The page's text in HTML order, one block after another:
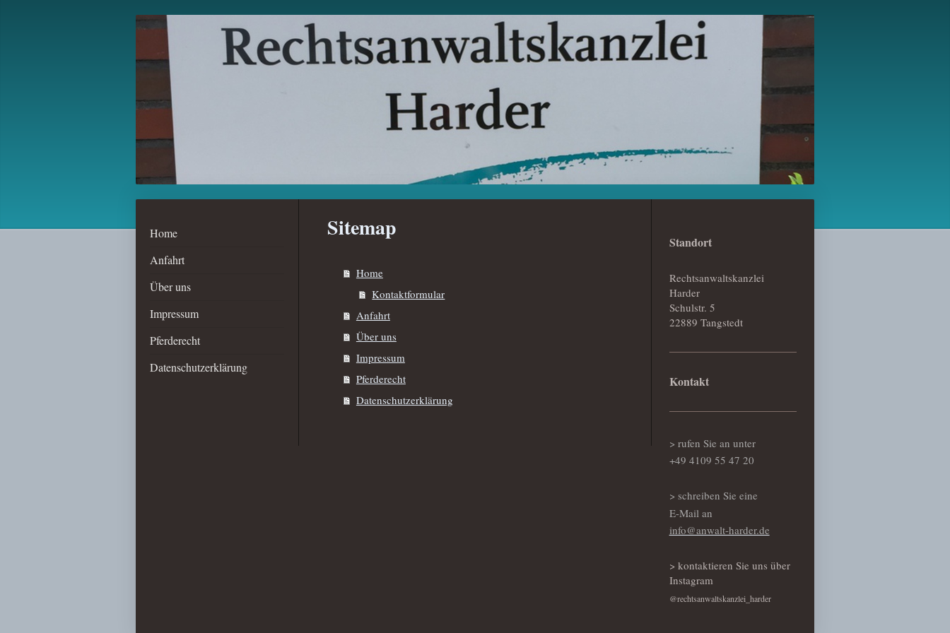
Home
Anfahrt
Über uns
Impressum
Pferderecht
Datenschutzerklärung
Sitemap
Home
Kontaktformular
Anfahrt
Über uns
Impressum
Pferderecht
Datenschutzerklärung
Standort
Rechtsanwaltskanzlei
Harder
Schulstr. 5
22889 Tangstedt
Kontakt
> rufen Sie an unter
+49 4109 55 47 20
> schreiben Sie eine
E-Mail an
info@anwalt-harder.de
> kontaktieren Sie uns über
Instagram
@rechtsanwaltskanzlei_harder